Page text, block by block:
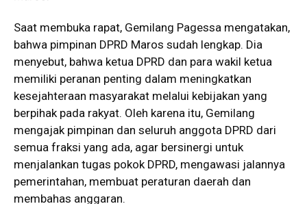
Saat membuka rapat, Gemilang Pagessa mengatakan,
bahwa pimpinan DPRD Maros sudah lengkap. Dia
menyebut, bahwa ketua DPRD dan para wakil ketua
memiliki peranan penting dalam meningkatkan
kesejahteraan masyarakat melalui kebijakan yang
berpihak pada rakyat. Oleh karena itu, Gemilang
mengajak pimpinan dan seluruh anggota DPRD dari
semua fraksi yang ada, agar bersinergi untuk
menjalankan tugas pokok DPRD, mengawasi jalannya
pemerintahan, membuat peraturan daerah dan
membahas anggaran.